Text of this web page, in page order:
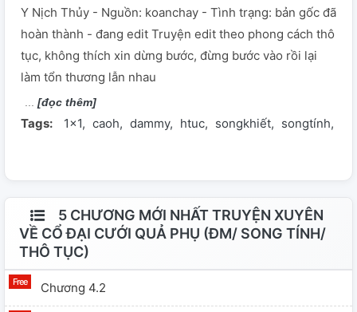
Y Nịch Thủy - Nguồn: koanchay - Tình trạng: bản gốc đã
hoàn thành - đang edit Truyện edit theo phong cách thô
tục, không thích xin dừng bước, đừng bước vào rồi lại
làm tổn thương lẫn nhau
[đọc thêm]
Tags: 1x1 caoh dammy htuc songkhiết songtính
5 CHƯƠNG MỚI NHẤT TRUYỆN XUYÊN
VỀ CỔ ĐẠI CƯỚI QUẢ PHỤ (ĐM/ SONG TÍNH/
THÔ TỤC)
Chương 4.2